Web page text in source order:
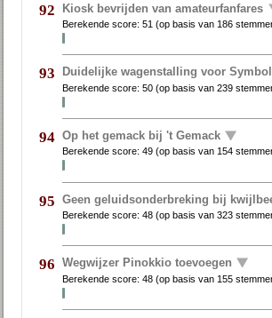
92 Kiosk bevrijden van amateurfanfares
Berekende score:51 (op basis van 186
93 Duidelijke wagenstalling voor
Berekende score:50 (op basis van239
94 Op het gemack bij 't Gemack
Berekende score:49 (op basis van 154
95 Geen geluidsonderbreking bij
Berekende score:48 (op basis van323
96 Wegwijzer Pinokkio toevoegen
Berekende score:48 (op basis van 155